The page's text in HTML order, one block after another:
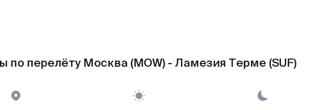
по перелёту Москва (MOW) - Ламезия Терме (SUF)